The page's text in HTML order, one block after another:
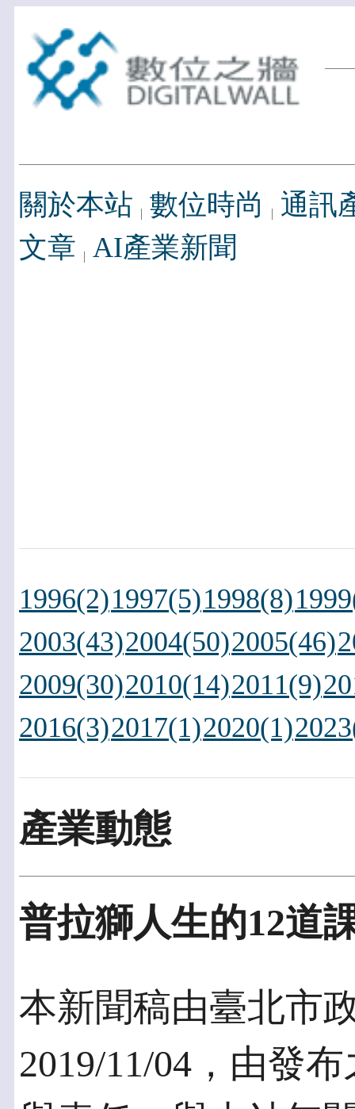
關於本站 數位時尚
通訊
文章 AI產業新聞
1996(2)1997(5)1998(8)
2003(43)2004(50)2005(46)
2009(30)2010(14)2011(9)
2016(3)2017(1)2020(1)
產業動態
普拉獅人生的12道
本新聞稿由臺北市
2019/11/04，由發